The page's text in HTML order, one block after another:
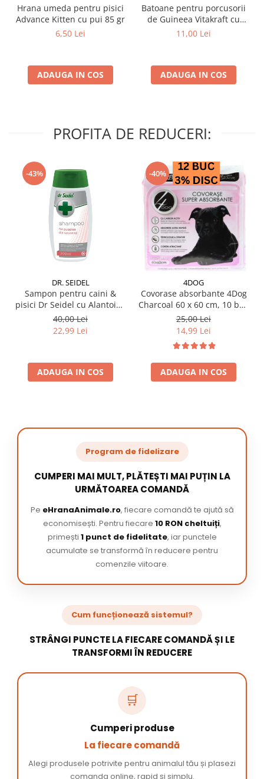
Hrana umeda pentru pisici
Advance Kitten cu pui 85 gr
6,50 Lei
ADAUGA IN COS
Batoane pentru porcusorii
de Guineea Vitakraft cu
struguri & nuci 2 buc
11,00 Lei
ADAUGA IN COS
PROFITA DE REDUCERI:
-43%
DR. SEIDEL
Sampon pentru caini &
pisici Dr Seidel cu Alantoina
220 ml
40,00 Lei
22,99 Lei
ADAUGA IN COS
-40%
4DOG
Covorase absorbante 4Dog
Charcoal 60 x 60 cm, 10 buc
/ pachet
25,00 Lei
14,99 Lei
ADAUGA IN COS
Program de fidelizare
CUMPERI MAI MULT, PLĂTEȘTI MAI PUȚIN LA
URMĂTOAREA COMANDĂ
Pe eHranaAnimale.ro, fiecare comandă te ajută să
economisești. Pentru fiecare 10 RON cheltuiți,
primești 1 punct de fidelitate, iar punctele
acumulate se transformă în reducere pentru
comenzile viitoare.
Cum funcționează sistemul?
STRÂNGI PUNCTE LA FIECARE COMANDĂ ȘI LE
TRANSFORMI ÎN REDUCERE
🛒
Cumperi produse
La fiecare comandă
Alegi produsele potrivite pentru animalul tău și plasezi
comanda online, rapid și simplu.